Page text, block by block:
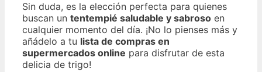
Sin duda, es la elección perfecta para quienes
buscan un tentempié saludable y sabroso en
cualquier momento del día. ¡No lo pienses más y
añádelo a tu lista de compras en
supermercados online para disfrutar de esta
delicia de trigo!